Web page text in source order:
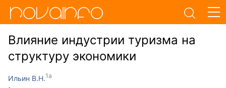
Влияние индустрии туризма на
структуру экономики
Ильин В.Н.